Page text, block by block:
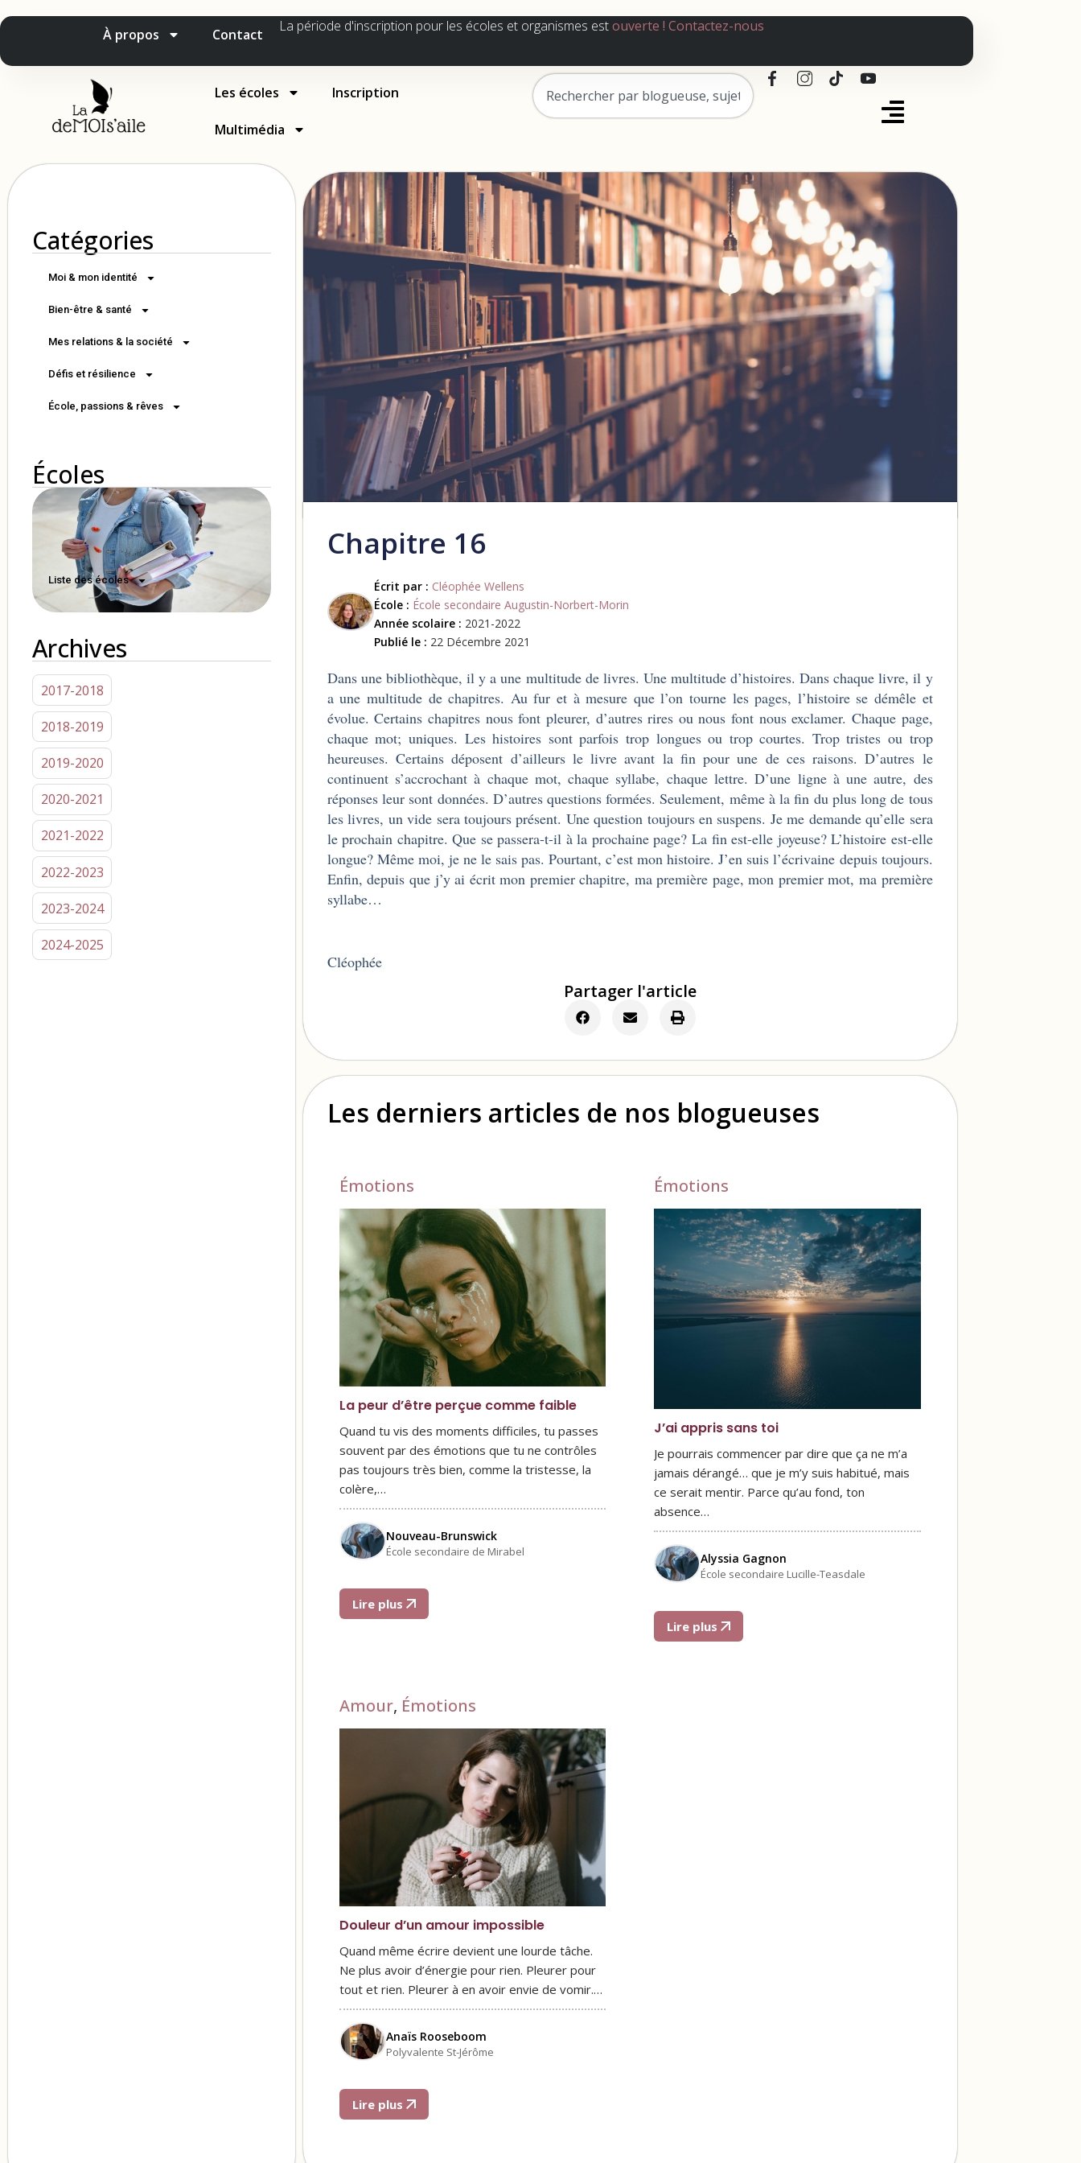
À propos Contact La période d'inscription pour les écoles et organismes estouverte ! Contactez-nous
Les écoles Inscription
Multimédia
Catégories
Moi & mon identité
Bien-être & santé
Mes relations & la société
Défis et résilience
École, passions & rêves
Écoles
Liste des écoles
Archives
2017-2018
2018-2019
2019-2020
2020-2021
2021-2022
2022-2023
2023-2024
2024-2025
Chapitre 16
Écrit par : Cléophée Wellens
École : École secondaire Augustin-Norbert-Morin
Année scolaire : 2021-2022
Publié le : 22 Décembre 2021
Dans une bibliothèque, il y a une multitude de livres. Une multitude d’histoires. Dans chaque livre, il y
a une multitude de chapitres. Au fur et à mesure que l’on tourne les pages, l’histoire se démêle et
évolue. Certains chapitres nous font pleurer, d’autres rires ou nous font nous exclamer. Chaque page,
chaque mot; uniques. Les histoires sont parfois trop longues ou trop courtes. Trop tristes ou trop
heureuses. Certains déposent d’ailleurs le livre avant la fin pour une de ces raisons. D’autres le
continuent s’accrochant à chaque mot, chaque syllabe, chaque lettre. D’une ligne à une autre, des
réponses leur sont données. D’autres questions formées. Seulement, même à la fin du plus long de tous
les livres, un vide sera toujours présent. Une question toujours en suspens. Je me demande qu’elle sera
le prochain chapitre. Que se passera-t-il à la prochaine page? La fin est-elle joyeuse? L’histoire est-elle
longue? Même moi, je ne le sais pas. Pourtant, c’est mon histoire. J’en suis l’écrivaine depuis toujours.
Enfin, depuis que j’y ai écrit mon premier chapitre, ma première page, mon premier mot, ma première
syllabe…
Cléophée
Partager l'article
Les derniers articles de nos blogueuses
Émotions
La peur d’être perçue comme faible
Quand tu vis des moments difficiles, tu passes
souvent par des émotions que tu ne contrôles
pas toujours très bien, comme la tristesse, la
colère,…
Nouveau-Brunswick
École secondaire de Mirabel
Lire plus
Émotions
J’ai appris sans toi
Je pourrais commencer par dire que ça ne m’a
jamais dérangé… que je m’y suis habitué, mais
ce serait mentir. Parce qu’au fond, ton
absence…
Alyssia Gagnon
École secondaire Lucille-Teasdale
Lire plus
Amour, Émotions
Douleur d’un amour impossible
Quand même écrire devient une lourde tâche.
Ne plus avoir d’énergie pour rien. Pleurer pour
tout et rien. Pleurer à en avoir envie de vomir.…
Anaïs Rooseboom
Polyvalente St-Jérôme
Lire plus